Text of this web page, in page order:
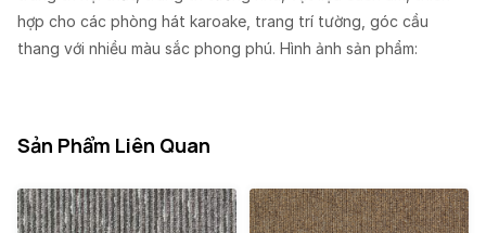
hợp cho các phòng hát karoake, trang trí tường, góc cầu
thang với nhiều màu sắc phong phú. Hình ảnh sản phẩm:
Sản Phẩm Liên Quan